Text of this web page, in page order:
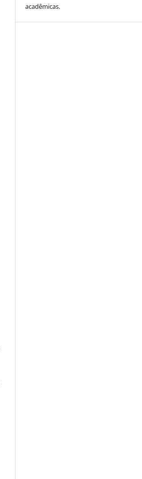
acadêmicas.